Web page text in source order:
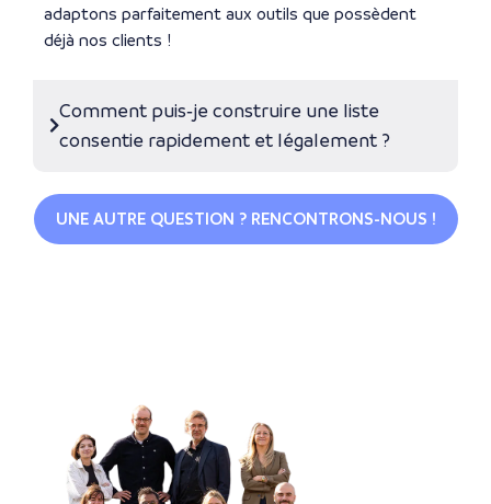
adaptons parfaitement aux outils que possèdent
déjà nos clients !
Comment puis‑je construire une liste
consentie rapidement et légalement ?
UNE AUTRE QUESTION ? RENCONTRONS-NOUS !